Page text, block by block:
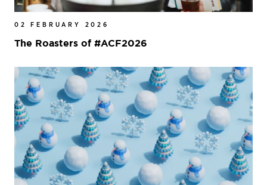
02 FEBRUARY 2026
The Roasters of #ACF2026